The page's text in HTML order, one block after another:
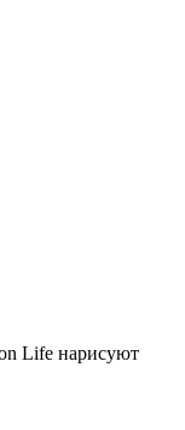
Life нарисуют